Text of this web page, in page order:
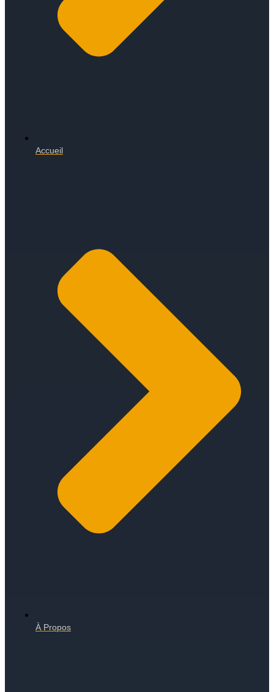
Accueil
À Propos